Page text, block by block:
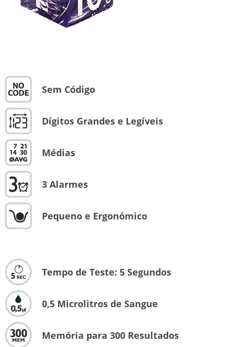
Sem Código
Dígitos Grandes e Legíveis
Médias
3 Alarmes
Pequeno e Ergonómico
Tempo de Teste: 5 Segundos
0,5 Microlitros de Sangue
Memória para 300 Resultados